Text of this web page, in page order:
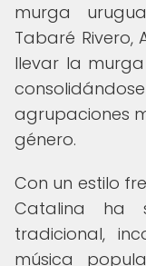
murga
Tabaré
llevar la
agrupaciones
género.
Con un estilo
Catalina ha
tradicional,
música